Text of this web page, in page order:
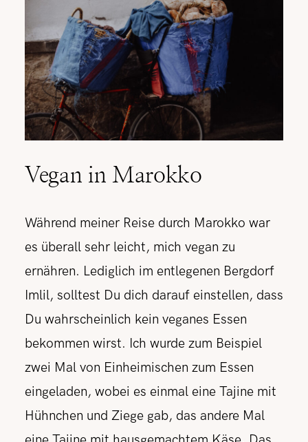
Vegan in Marokko
Während meiner Reise durch Marokko war
es überall sehr leicht, mich vegan zu
ernähren. Lediglich im entlegenen Bergdorf
Imlil, solltest Du dich darauf einstellen, dass
Du wahrscheinlich kein veganes Essen
bekommen wirst. Ich wurde zum Beispiel
zwei Mal von Einheimischen zum Essen
eingeladen, wobei es einmal eine Tajine mit
Hühnchen und Ziege gab, das andere Mal